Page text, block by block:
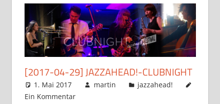
[2017-04-29] JAZZAHEAD!-CLUBNIGHT
1. Mai 2017 martin
jazzahead!
Ein Kommentar